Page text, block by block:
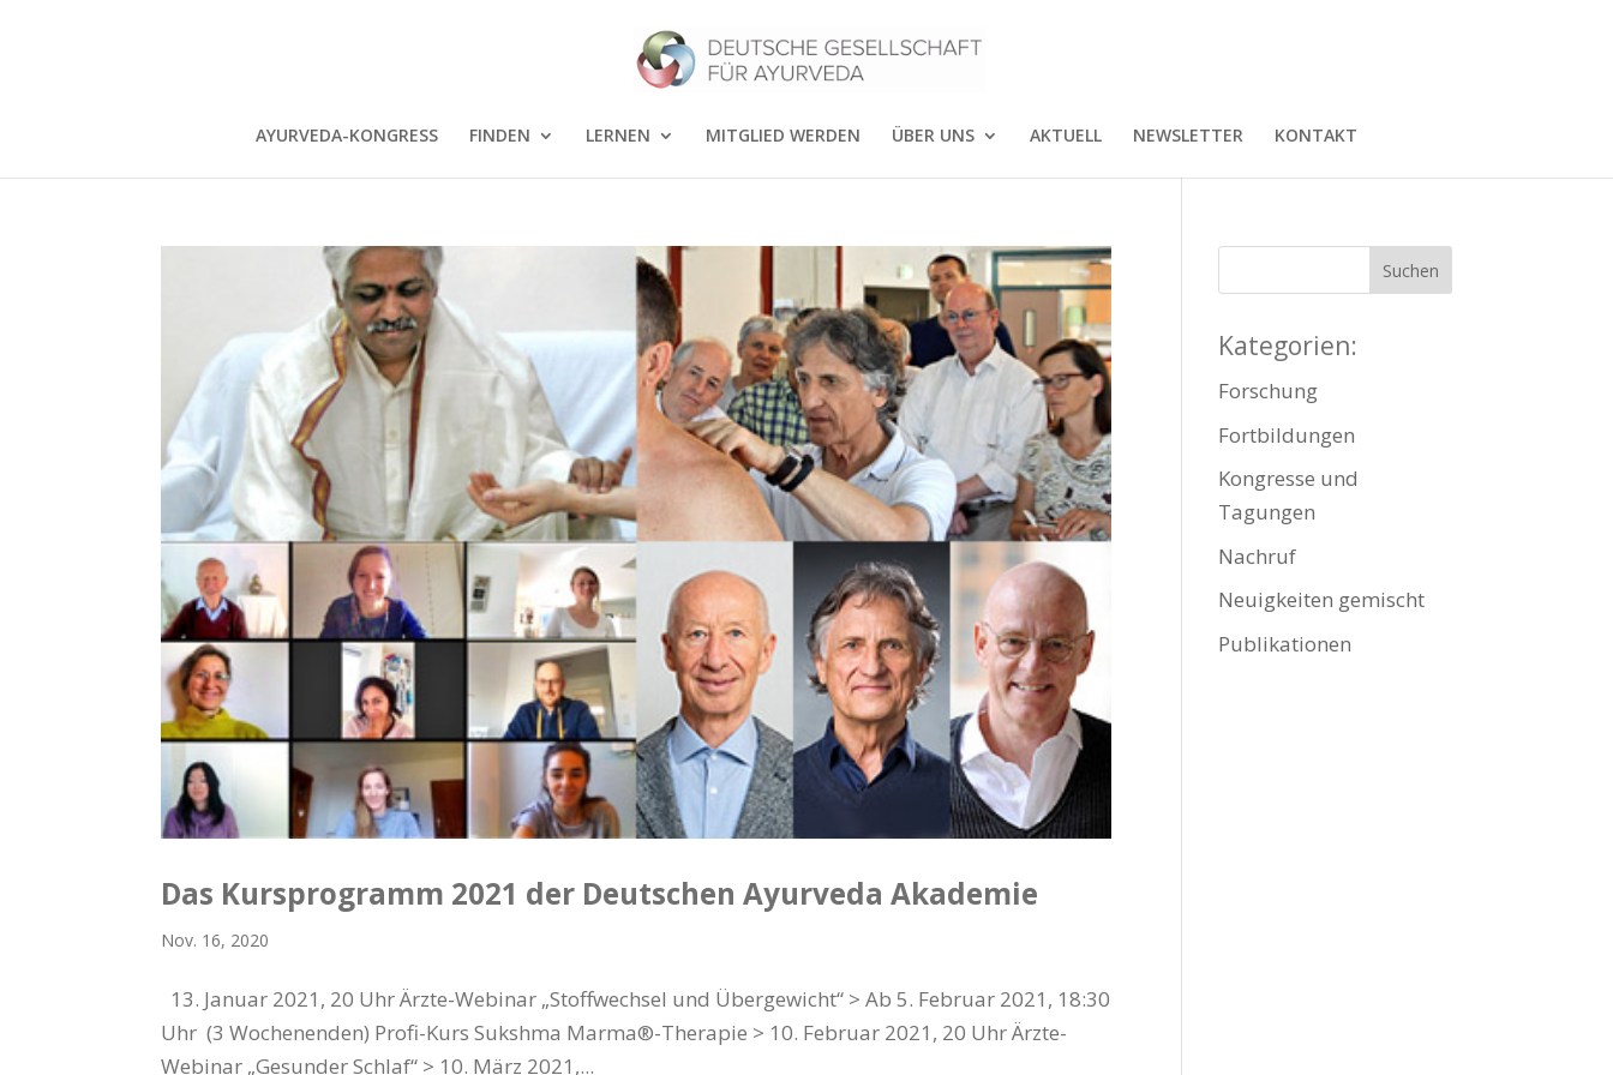
AYURVEDA-KONGRESS FINDEN LERNEN MITGLIED WERDEN ÜBER UNS AKTUELL NEWSLETTER KONTAKT
Das Kursprogramm 2021 der Deutschen Ayurveda Akademie
Nov. 16, 2020
13. Januar 2021, 20 Uhr Ärzte-Webinar „Stoffwechsel und Übergewicht“ > Ab 5. Februar 2021, 18:30
Uhr (3 Wochenenden) Profi-Kurs Sukshma Marma®-Therapie > 10. Februar 2021, 20 Uhr Ärzte-
Webinar „Gesunder Schlaf“ > 10. März 2021,...
Kategorien:
Forschung
Fortbildungen
Kongresse und
Tagungen
Nachruf
Neuigkeiten gemischt
Publikationen